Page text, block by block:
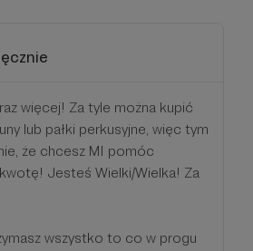
więcej! Za tyle można kupić
lub pałki perkusyjne, więc tym
że chcesz MI pomóc
Jesteś Wielki/Wielka! Za
wszystko to co w progu